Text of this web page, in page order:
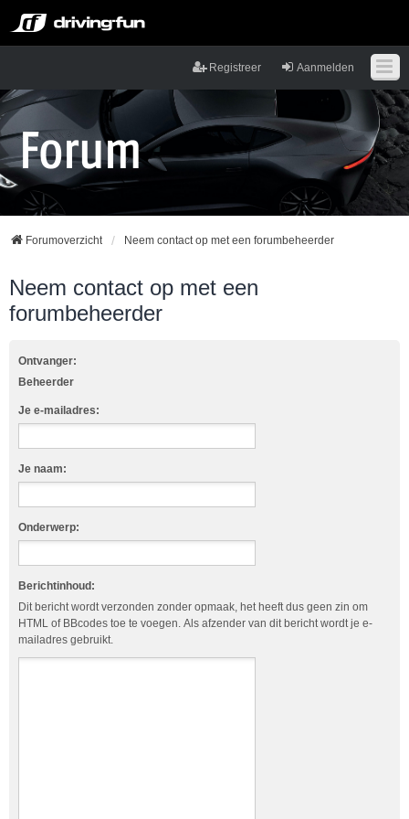
Aanmelden
Registreer
Forumoverzicht Neem contact op met een forumbeheerder
Neem contact op met een
forumbeheerder
Ontvanger:
Beheerder
Je e-mailadres:
Je naam:
Onderwerp:
Berichtinhoud:
Dit bericht wordt verzonden zonder opmaak, het heeft dus geen zin om
HTML of BBcodes toe te voegen. Als afzender van dit bericht wordt je e-
mailadres gebruikt.